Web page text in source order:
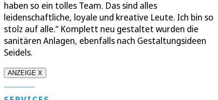
haben so ein tolles Team. Das sind alles
leidenschaftliche, loyale und kreative Leute. Ich bin so
stolz auf alle.“ Komplett neu gestaltet wurden die
sanitären Anlagen, ebenfalls nach Gestaltungsideen
Seidels.
ANZEIGE X